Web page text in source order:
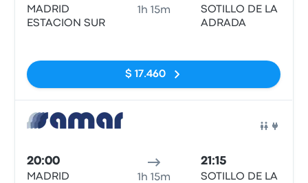
MADRID
ESTACION SUR
1h 15m
SOTILLO DE LA
ADRADA
$ 17.460
20:00
MADRID
1h 15m
21:15
SOTILLO DE LA